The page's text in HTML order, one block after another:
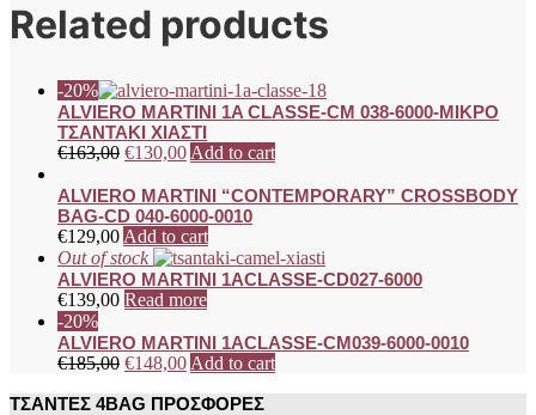
Related products
-20%
ALVIERO MARTINI 1A CLASSE-CM 038-6000-ΜΙΚΡΟ
ΤΣΑΝΤΑΚΙ ΧΙΑΣΤΙ
€163,00 €130,00 Add to cart
ALVIERO MARTINI “CONTEMPORARY” CROSSBODY
BAG-CD 040-6000-0010
€129,00 Add to cart
Out of stock
ALVIERO MARTINI 1ACLASSE-CD027-6000
€139,00 Read more
-20%
ALVIERO MARTINI 1ACLASSE-CM039-6000-0010
€185,00 €148,00 Add to cart
ΤΣΑΝΤΕΣ 4BAG ΠΡΟΣΦΟΡΕΣ